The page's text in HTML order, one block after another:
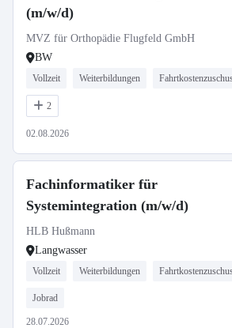
(m/w/d)
MVZ für Orthopädie Flugfeld GmbH
BW
Vollzeit Weiterbildungen
2
02.08.2026
Fachinformatiker für
Systemintegration (m/w/d)
HLB Hußmann
Langwasser
Vollzeit Weiterbildungen
Jobrad
28.07.2026